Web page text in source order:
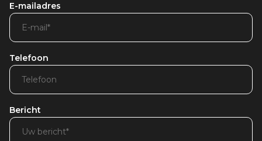
E-mailadres
Telefoon
Bericht